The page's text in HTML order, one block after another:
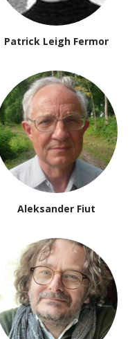
Patrick Leigh Fermor
Aleksander Fiut